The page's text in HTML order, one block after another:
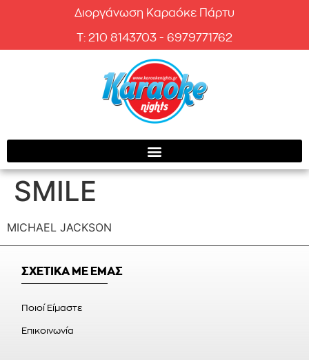
Διοργάνωση Καραόκε Πάρτυ
T: 210 8143703 - 6979771762
SMILE
MICHAEL JACKSON
ΣΧΕΤΙΚΑ ΜΕ ΕΜΑΣ
Ποιοί Είμαστε
Επικοινωνία